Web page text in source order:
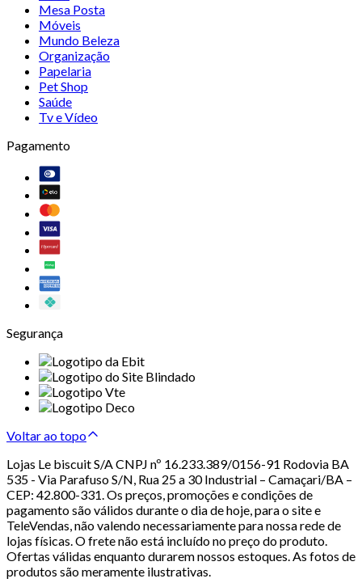
Mesa Posta
Móveis
Mundo Beleza
Organização
Papelaria
Pet Shop
Saúde
Tv e Vídeo
Pagamento
Segurança
Voltar ao topo
Lojas Le biscuit S/A CNPJ nº 16.233.389/0156-91 Rodovia BA
535 - Via Parafuso S/N, Rua 25 a 30 Industrial – Camaçari/BA –
CEP: 42.800-331. Os preços, promoções e condições de
pagamento são válidos durante o dia de hoje, para o site e
TeleVendas, não valendo necessariamente para nossa rede de
lojas físicas. O frete não está incluído no preço do produto.
Ofertas válidas enquanto durarem nossos estoques. As fotos de
produtos são meramente ilustrativas.